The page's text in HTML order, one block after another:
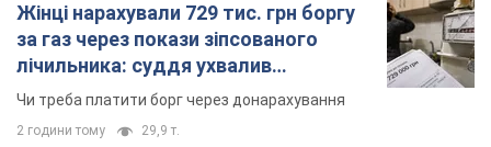
Жінці нарахували 729 тис. грн боргу
за газ через покази зіпсованого
лічильника: суддя ухвалив
неочікуване рішення
Чи треба платити борг через донарахування
2 години тому 29,9 т.